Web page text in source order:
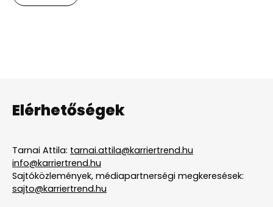
Elérhetőségek
Tarnai Attila: tarnai.attila@karriertrend.hu
info@karriertrend.hu
Sajtóközlemények, médiapartnerségi megkeresések:
sajto@karriertrend.hu